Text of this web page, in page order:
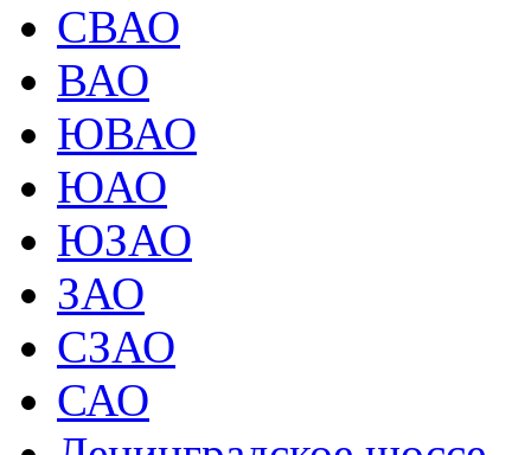
СВАО
ВАО
ЮВАО
ЮАО
ЮЗАО
ЗАО
СЗАО
САО